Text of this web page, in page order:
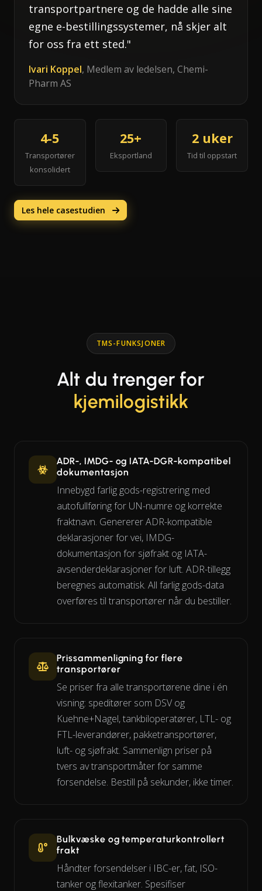
transportpartnere og de hadde alle sine
egne e-bestillingssystemer, nå skjer alt
for oss fra ett sted."
Ivari Koppel, Medlem av ledelsen, Chemi-
Pharm AS
4-5
Transportører
konsolidert
25+
Eksportland
2 uker
Tid til oppstart
Les hele casestudien
TMS-FUNKSJONER
Alt du trenger for
kjemilogistikk
ADR-, IMDG- og IATA-DGR-kompatibel
dokumentasjon
Innebygd farlig gods-registrering med
autofullføring for UN-numre og korrekte
fraktnavn. Genererer ADR-kompatible
deklarasjoner for vei, IMDG-
dokumentasjon for sjøfrakt og IATA-
avsenderdeklarasjoner for luft. ADR-tillegg
beregnes automatisk. All farlig gods-data
overføres til transportører når du bestiller.
Prissammenligning for flere
transportører
Se priser fra alle transportørene dine i én
visning: speditører som DSV og
Kuehne+Nagel, tankbiloperatører, LTL- og
FTL-leverandører, pakketransportører,
luft- og sjøfrakt. Sammenlign priser på
tvers av transportmåter for samme
forsendelse. Bestill på sekunder, ikke timer.
Bulkvæske og temperaturkontrollert
frakt
Håndter forsendelser i IBC-er, fat, ISO-
tanker og flexitanker. Spesifiser